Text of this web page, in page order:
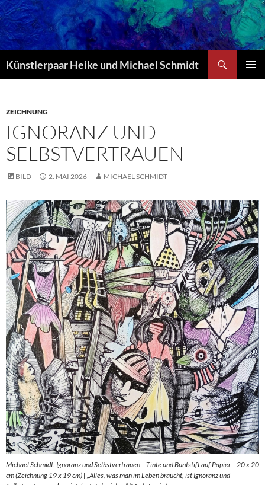
Zum
Inhalt
springen
Künstlerpaar Heike und Michael Schmidt
ZEICHNUNG
IGNORANZ UND
SELBSTVERTRAUEN
BILD 2. MAI 2026 MICHAEL SCHMIDT
Michael Schmidt: Ignoranz und Selbstvertrauen – Tinte und Buntstift auf Papier – 20 x 20
cm (Zeichnung 19 x 19 cm) | „Alles, was man im Leben braucht, ist Ignoranz und